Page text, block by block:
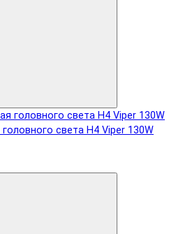
света H4 Viper 130W